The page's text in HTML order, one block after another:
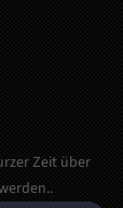
Zeit über